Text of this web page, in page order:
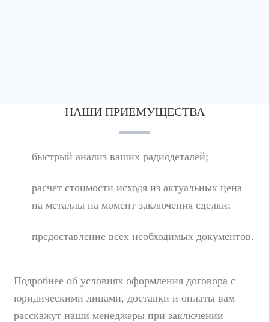
НАШИ ПРИЕМУЩЕСТВА
быстрый анализ ваших радиодеталей;
расчет стоимости исходя из актуальных цена
на металлы на момент заключения сделки;
предоставление всех необходимых документов.
Подробнее об условиях оформления договора с
юридическими лицами, доставки и оплаты вам
расскажут наши менеджеры при заключении